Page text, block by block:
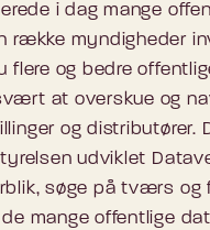
i dag mange
række myndigheder
flere og bedre
at overskue og
og distributører.
udviklet
søge på tværs og
mange offentlige